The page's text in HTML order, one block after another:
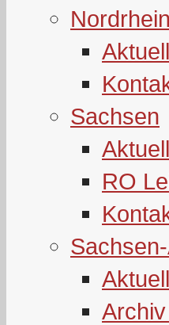
Aktuell
Sachsen
Aktuell
RO
Aktuell